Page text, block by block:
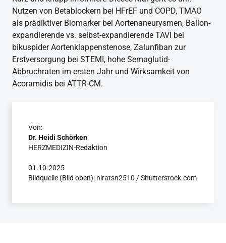
Nutzen von Betablockern bei HFrEF und COPD, TMAO
als prädiktiver Biomarker bei Aortenaneurysmen, Ballon-
expandierende vs. selbst-expandierende TAVI bei
bikuspider Aortenklappenstenose, Zalunfiban zur
Erstversorgung bei STEMI, hohe Semaglutid-
Abbruchraten im ersten Jahr und Wirksamkeit von
Acoramidis bei ATTR-CM.
Von:
Dr. Heidi Schörken
HERZMEDIZIN-Redaktion
01.10.2025
Bildquelle (Bild oben): niratsn2510 / Shutterstock.com